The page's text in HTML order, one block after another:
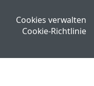
Cookies verwalten
Cookie-Richtlinie